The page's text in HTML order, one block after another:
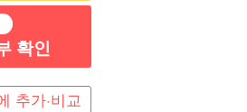
확인
추가·비교